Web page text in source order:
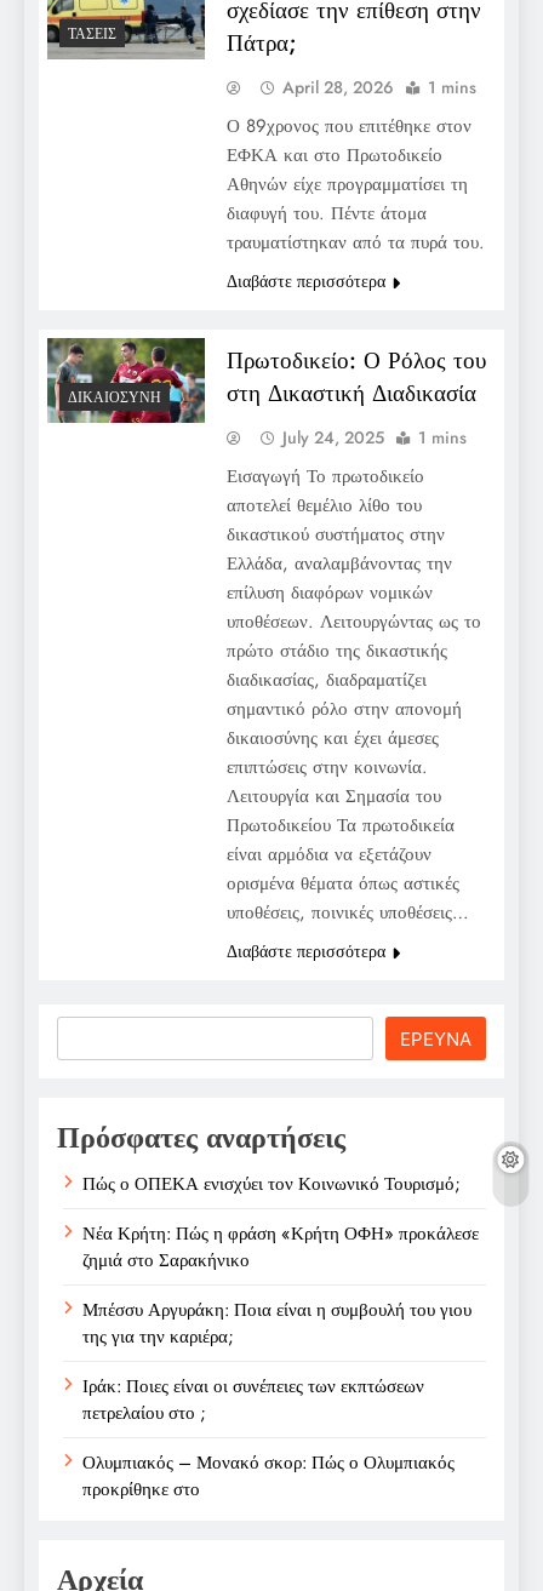
ΤΆΣΕΙΣ
σχεδίασε την επίθεση στην
Πάτρα;
April 28, 2026 1 mins
Ο 89χρονος που επιτέθηκε στον
ΕΦΚΑ και στο Πρωτοδικείο
Αθηνών είχε προγραμματίσει τη
διαφυγή του. Πέντε άτομα
τραυματίστηκαν από τα πυρά του.
Διαβάστε περισσότερα
ΔΙΚΑΙΟΣΎΝΗ
Πρωτοδικείο: Ο Ρόλος του
στη Δικαστική Διαδικασία
July 24, 2025 1 mins
Εισαγωγή Το πρωτοδικείο
αποτελεί θεμέλιο λίθο του
δικαστικού συστήματος στην
Ελλάδα, αναλαμβάνοντας την
επίλυση διαφόρων νομικών
υποθέσεων. Λειτουργώντας ως το
πρώτο στάδιο της δικαστικής
διαδικασίας, διαδραματίζει
σημαντικό ρόλο στην απονομή
δικαιοσύνης και έχει άμεσες
επιπτώσεις στην κοινωνία.
Λειτουργία και Σημασία του
Πρωτοδικείου Τα πρωτοδικεία
είναι αρμόδια να εξετάζουν
ορισμένα θέματα όπως αστικές
υποθέσεις, ποινικές υποθέσεις…
Διαβάστε περισσότερα
ΕΡΕΥΝΑ
Πρόσφατες αναρτήσεις
Πώς ο ΟΠΕΚΑ ενισχύει τον Κοινωνικό Τουρισμό;
Νέα Κρήτη: Πώς η φράση «Κρήτη ΟΦΗ» προκάλεσε
ζημιά στο Σαρακήνικο
Μπέσσυ Αργυράκη: Ποια είναι η συμβουλή του γιου
της για την καριέρα;
Ιράκ: Ποιες είναι οι συνέπειες των εκπτώσεων
πετρελαίου στο ;
Ολυμπιακός – Μονακό σκορ: Πώς ο Ολυμπιακός
προκρίθηκε στο
Αρχεία